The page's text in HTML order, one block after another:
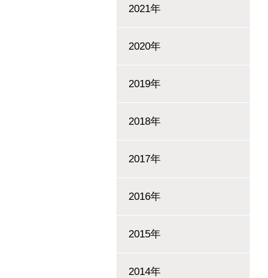
2021年
2020年
2019年
2018年
2017年
2016年
2015年
2014年